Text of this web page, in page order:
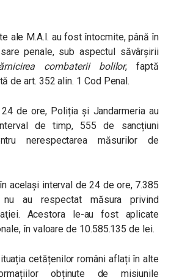
ale M.A.I. au fost întocmite, până în
penale, sub aspectul săvârșirii
combaterii bolilor, faptă
de art. 352 alin. 1 Cod Penal.
de ore, Poliția și Jandarmeria au
de timp, 555 de sancțiuni
nerespectarea măsurilor de
același interval de 24 de ore, 7.385
au respectat măsura privind
Acestora le-au fost aplicate
în valoare de 10.585.135 de lei.
cetățenilor români aflați în alte
obținute de misiunile